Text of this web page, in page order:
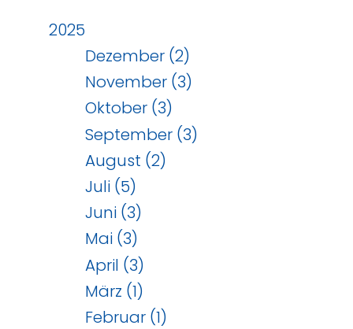
2025
Dezember (2)
November (3)
Oktober (3)
September (3)
August (2)
Juli (5)
Juni (3)
Mai (3)
April (3)
März (1)
Februar (1)